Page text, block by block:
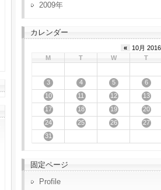
2009
カレンダー
« 10月 2016
M
T W T
3
4 5 6
10
11 12 13
17
18 19 20
24
25 26 27
31
固定ページ
Profile